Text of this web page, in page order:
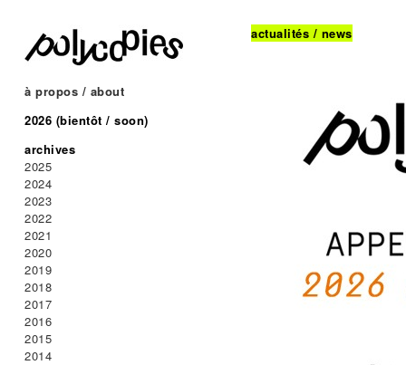
à propos / about
2026 (bientôt / soon)
archives
2025
2024
2023
2022
2021
2020
2019
2018
2017
2016
2015
2014
actualités / news